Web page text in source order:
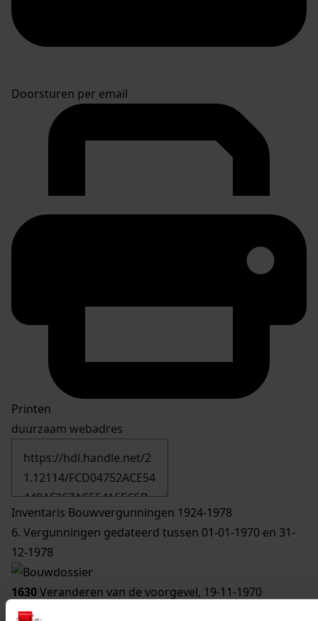
Doorsturen per email
Printen
duurzaam webadres
Inventaris Bouwvergunningen 1924-1978
6. Vergunningen gedateerd tussen 01-01-1970 en 31-
12-1978
1630Veranderen van de voorgevel, 19-11-1970
Datering